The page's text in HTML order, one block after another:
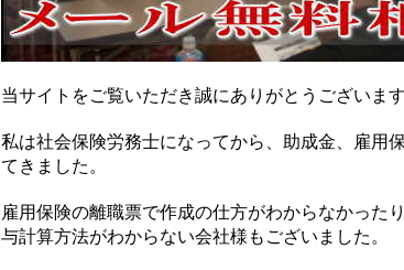
当サイトをご覧いただき誠にありがとうございま
私は社会保険労務士になってから、助成金、雇用
てきました。
雇用保険の離職票で作成の仕方がわからなかった
与計算方法がわからない会社様もございました。